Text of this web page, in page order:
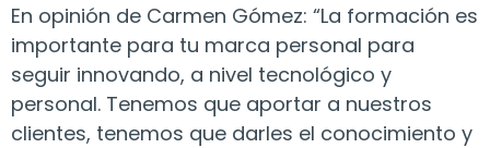
En opinión de Carmen Gómez: “La formación es
importante para tu marca personal para
seguir innovando, a nivel tecnológico y
personal. Tenemos que aportar a nuestros
clientes, tenemos que darles el conocimiento y